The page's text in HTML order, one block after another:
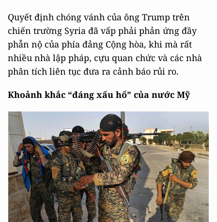
Quyết định chóng vánh của ông Trump trên
chiến trường Syria đã vấp phải phản ứng đầy
phẫn nộ của phía đảng Cộng hòa, khi mà rất
nhiều nhà lập pháp, cựu quan chức và các nhà
phân tích liên tục đưa ra cảnh báo rủi ro.
Khoảnh khắc “đáng xấu hổ” của nước Mỹ